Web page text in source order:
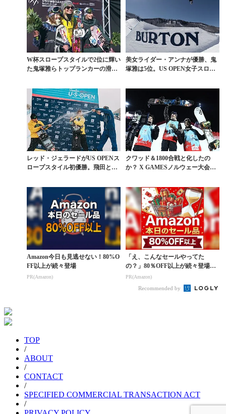
W杯スロープスタイルで2位に輝い
た鬼塚雅らトップランカーの滑り
美女ライダー・アンナが優勝、鬼
塚雅は5位。US OPEN女子スロー
レッド・ジェラードがUS OPENス
ロープスタイル初優勝。飛田と國
クワッド＆1800合戦と化したの
か？ X GAMESノルウェー大会ビ
Amazon今日も見逃せない！80%O
FF以上が続々登場
PR(Amazon)
「え、こんなセールやってた
の？」80％OFF以上が続々登場！
Amazonの本気が...
PR(Amazon)
Recommended by
TOP
/
ABOUT
/
CONTACT
/
SPECIFIED COMMERCIAL TRANSACTION ACT
/